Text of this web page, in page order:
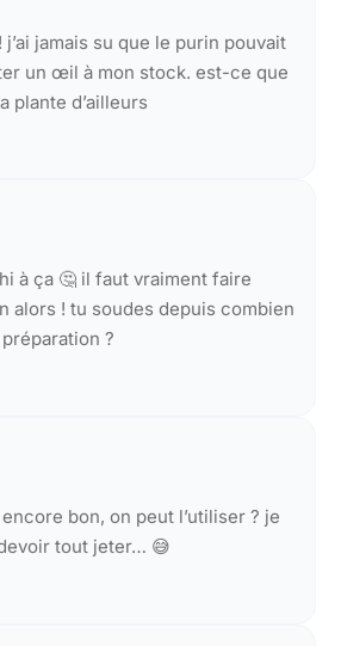
jamais su que le purin pouvait
un œil à mon stock. est-ce que
plante d’ailleurs
à ça 🤔 il faut vraiment faire
alors ! tu soudes depuis combien
?
bon, on peut l’utiliser ? je
tout jeter… 😅